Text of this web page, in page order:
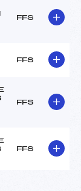
FFS
FFS
FFS
FFS